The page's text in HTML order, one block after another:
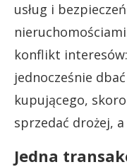
usług i
konflikt
jednocześnie
kupującego,
sprzedać drożej,
Jedna